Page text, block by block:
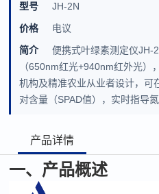
型号
JH-2N
价格
电议
简介
便携式叶绿素测定仪​JH-
（650nm红光+940nm红外光）
机构及精准农业从业者设计，可
对含量（SPAD值），实时指导氮
产品详情
一、产品概述